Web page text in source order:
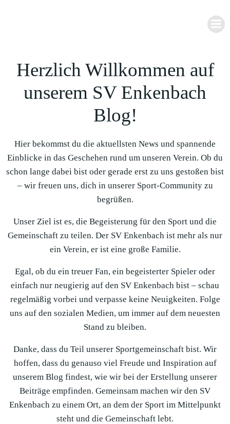
Herzlich Willkommen auf
unserem SV Enkenbach
Blog!
Hier bekommst du die aktuellsten News und spannende
Einblicke in das Geschehen rund um unseren Verein. Ob du
schon lange dabei bist oder gerade erst zu uns gestoßen bist
– wir freuen uns, dich in unserer Sport-Community zu
begrüßen.
Unser Ziel ist es, die Begeisterung für den Sport und die
Gemeinschaft zu teilen. Der SV Enkenbach ist mehr als nur
ein Verein, er ist eine große Familie.
Egal, ob du ein treuer Fan, ein begeisterter Spieler oder
einfach nur neugierig auf den SV Enkenbach bist – schau
regelmäßig vorbei und verpasse keine Neuigkeiten. Folge
uns auf den sozialen Medien, um immer auf dem neuesten
Stand zu bleiben.
Danke, dass du Teil unserer Sportgemeinschaft bist. Wir
hoffen, dass du genauso viel Freude und Inspiration auf
unserem Blog findest, wie wir bei der Erstellung unserer
Beiträge empfinden. Gemeinsam machen wir den SV
Enkenbach zu einem Ort, an dem der Sport im Mittelpunkt
steht und die Gemeinschaft lebt.